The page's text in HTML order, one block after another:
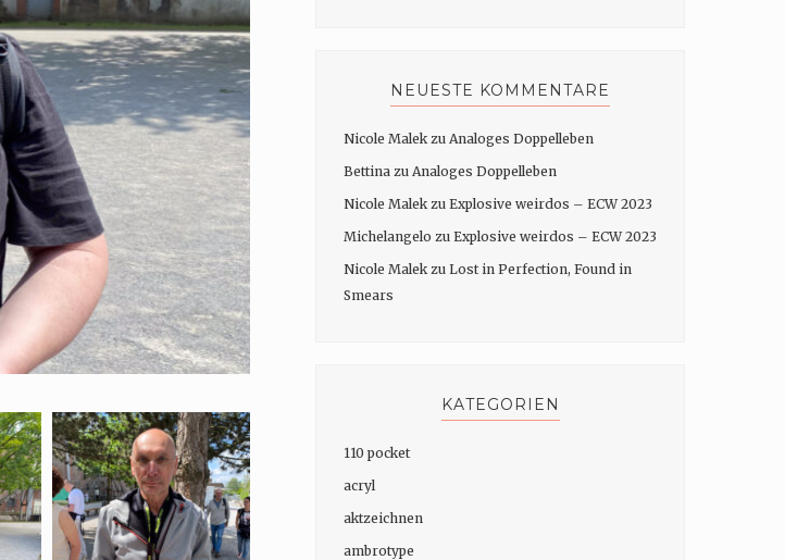
NEUESTE KOMMENTARE
Nicole Malek zu Analoges Doppelleben
Bettina zu Analoges Doppelleben
Nicole Malek zu Explosive weirdos – ECW 2023
Michelangelo zu Explosive weirdos – ECW 2023
Nicole Malek zu Lost in Perfection, Found in
Smears
KATEGORIEN
110 pocket
acryl
aktzeichnen
ambrotype